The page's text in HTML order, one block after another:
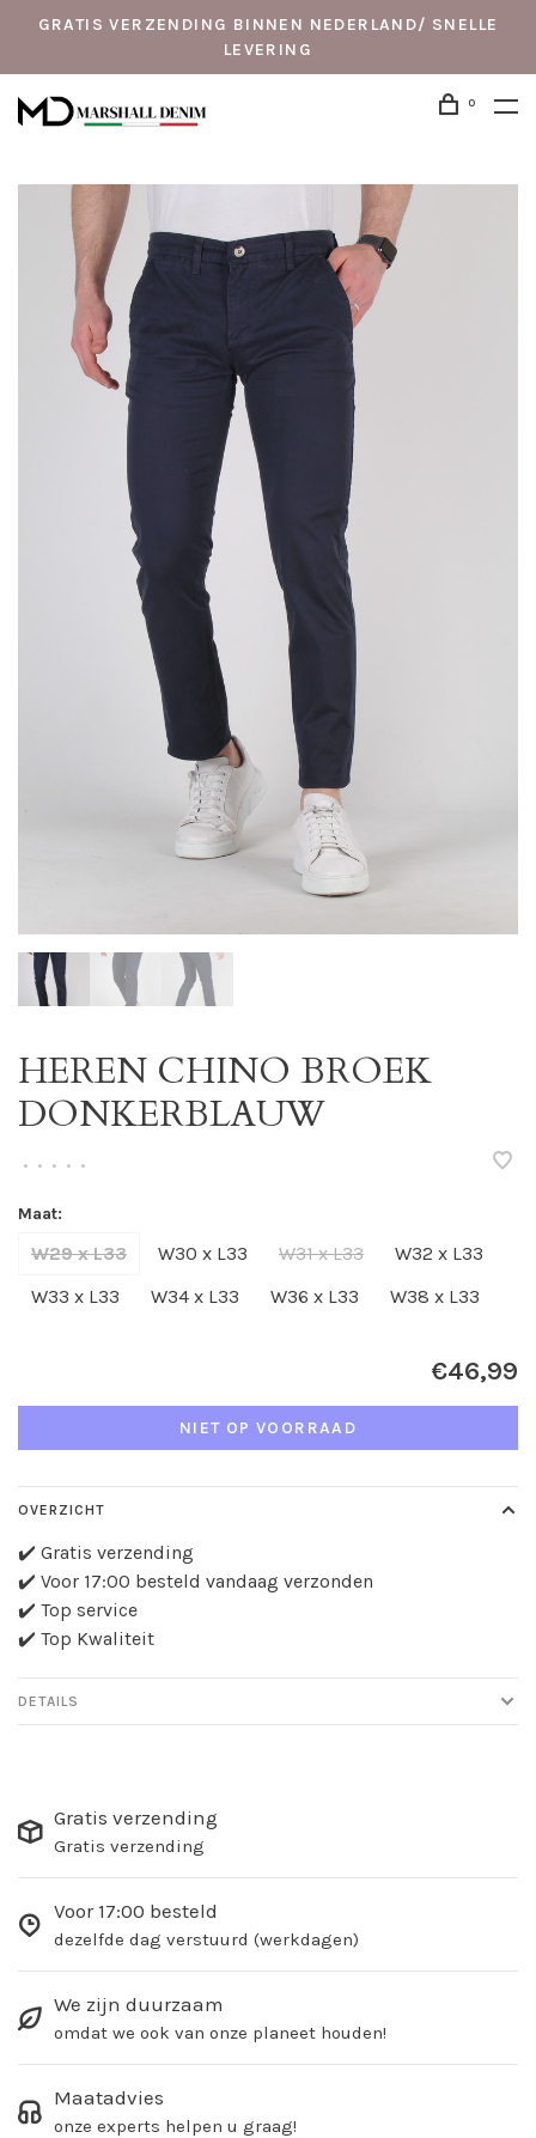
GRATIS VERZENDING BINNEN NEDERLAND/ SNELLE
LEVERING
0
HEREN CHINO BROEK
DONKERBLAUW
• • • • •
Maat:
W29 x L33 W30 x L33 W31 x L33
W32 x L33
W33 x L33
W34 x L33 W36 x L33 W38 x L33
€46,99
NIET OP VOORRAAD
OVERZICHT
✔️ Gratis verzending
✔️ Voor 17:00 besteld vandaag verzonden
✔️ Top service
✔️ Top Kwaliteit
DETAILS
Gratis verzending
Gratis verzending
Voor 17:00 besteld
dezelfde dag verstuurd (werkdagen)
We zijn duurzaam
omdat we ook van onze planeet houden!
Maatadvies
onze experts helpen u graag!